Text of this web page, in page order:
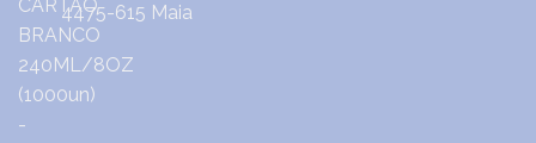
4475-615 Maia